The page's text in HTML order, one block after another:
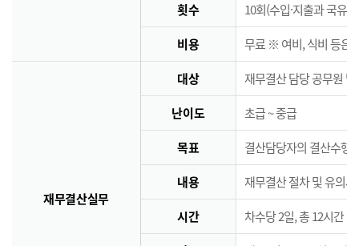
횟수 10회(수입·지출과 국유·
비용 무료 ※ 여비, 식비 등은
재무결산실무
대상 재무결산 담당 공무원
난이도 초급 ~ 중급
목표 결산담당자의 결산수행
내용 재무결산 절차 및 유의사
시간 차수당 2일, 총 12시간